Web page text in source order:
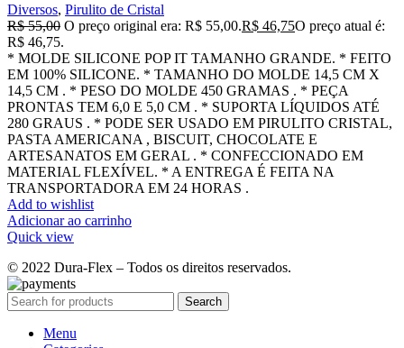
Diversos, Pirulito de Cristal
R$55,00 O preço original era: R$ 55,00.R$ 46,75O preço atual é:
R$ 46,75.
* MOLDE SILICONE POP IT TAMANHO GRANDE. * FEITO
EM 100% SILICONE. * TAMANHO DO MOLDE 14,5 CM X
14,5 CM . * PESO DO MOLDE 450 GRAMAS . * PEÇA
PRONTAS TEM 6,0 E 5,0 CM . * SUPORTA LÍQUIDOS ATÉ
280 GRAUS . * PODE SER USADO EM PIRULITO CRISTAL,
PASTA AMERICANA , BISCUIT, CHOCOLATE E
ARTESANATOS EM GERAL . * CONFECCIONADO EM
MATERIAL FLEXÍVEL. * A ENTREGA É FEITA NA
TRANSPORTADORA EM 24 HORAS .
Add to wishlist
Adicionar ao carrinho
Quick view
© 2022 Dura-Flex – Todos os direitos reservados.
Search
Menu